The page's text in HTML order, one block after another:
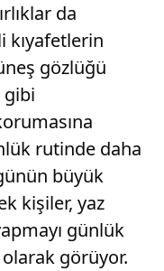
da
kıyafetlerin
gözlüğü
gibi
rutinde daha
büyük
kişiler, yaz
günlük
görüyor.